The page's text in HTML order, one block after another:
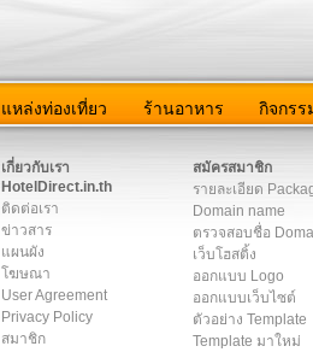
แหล่งท่องเที่ยว ร้านอาหาร กิจกรร
เกี่ยวกับเรา
HotelDirect.in.th
ติดต่อเรา
ข่าวสาร
แผนผัง
โฆษณา
User Agreement
Privacy Policy
สมาชิก
สมัครสมาชิก
รายละเอียด
Domain name
ตรวจสอบชื่อ
เว็บโฮสติ้ง
ออกแบบ Logo
ออกแบบเว็บไซต์
ตัวอย่าง Template
Template มาใหม่